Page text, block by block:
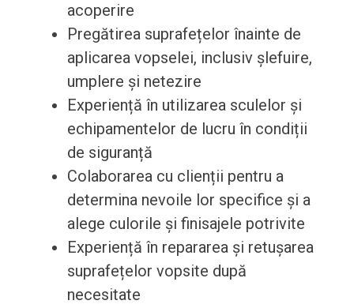
acoperire
Pregătirea suprafețelor înainte de
aplicarea vopselei, inclusiv șlefuire,
umplere și netezire
Experiență în utilizarea sculelor și
echipamentelor de lucru în condiții
de siguranță
Colaborarea cu clienții pentru a
determina nevoile lor specifice și a
alege culorile și finisajele potrivite
Experiență în repararea și retușarea
suprafețelor vopsite după
necesitate